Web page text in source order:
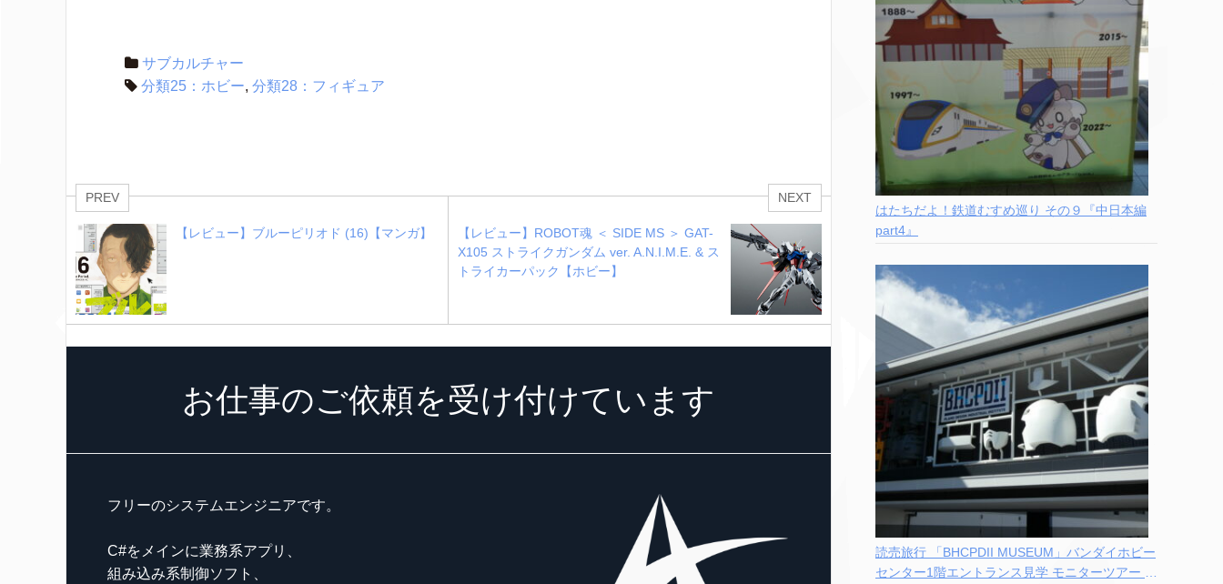
サブカルチャー
分類25：ホビー, 分類28：フィギュア
PREV
【レビュー】ブルーピリオド (16)【マンガ】
NEXT
【レビュー】ROBOT魂 ＜ SIDE MS ＞ GAT-
X105 ストライクガンダム ver. A.N.I.M.E. & ス
トライカーパック【ホビー】
お仕事のご依頼を受け付けています
フリーのシステムエンジニアです。
C#をメインに業務系アプリ、
組み込み系制御ソフト、
はたちだよ！鉄道むすめ巡り その９『中日本編
part4』
読売旅行 「BHCPDII MUSEUM」バンダイホビー
センター1階エントランス見学 モニターツアー 参